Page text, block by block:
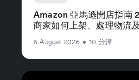
Amazon 亞馬遜開店指南
商家如何上架、處理物流
6 August 2026 • 10 分鐘